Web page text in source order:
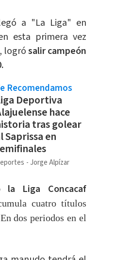
a "La Liga" en
esta primera vez
logrósalir campeón
Recomendamos
Deportiva
hace
tras golear
Saprissa en
Jorge Alpízar
la Liga Concacaf
cuatro títulos
dos periodos en el